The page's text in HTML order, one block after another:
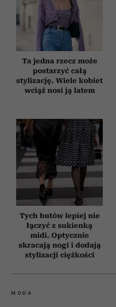
Ta jedna rzecz może
postarzyć całą
stylizację. Wiele kobiet
wciąż nosi ją latem
Tych butów lepiej nie
łączyć z sukienką
midi. Optycznie
skracają nogi i dodają
stylizacji ciężkości
MODA